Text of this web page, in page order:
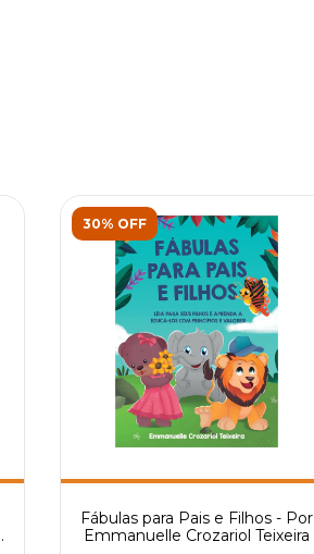
30% OFF
Fábulas para Pais e Filhos - Por
Emmanuelle Crozariol Teixeira